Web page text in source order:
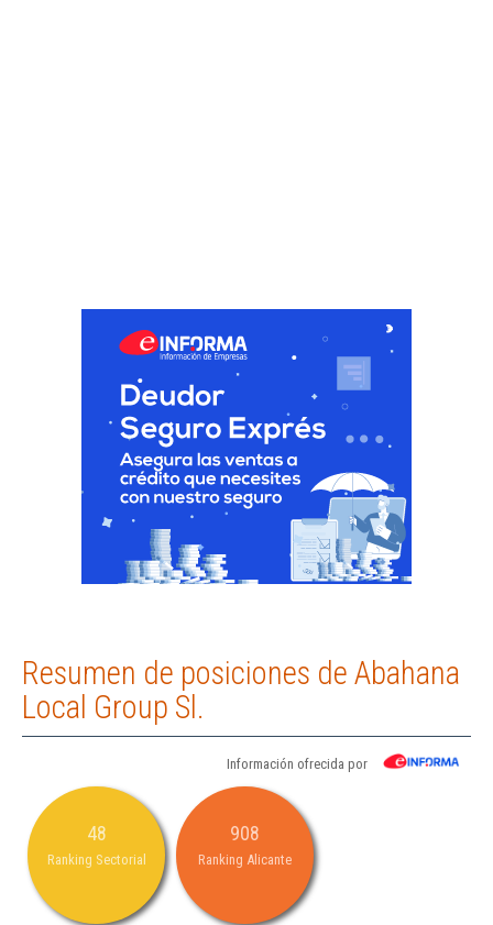
Resumen de posiciones de Abahana
Local Group Sl.
Información ofrecida por
48
Ranking Sectorial
908
Ranking Alicante